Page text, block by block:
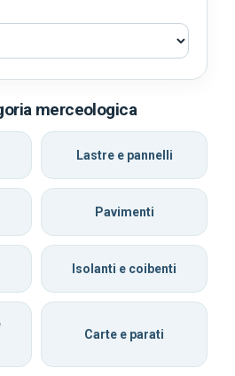
merceologica
Lastre e pannelli
Pavimenti
Isolanti e coibenti
Carte e parati